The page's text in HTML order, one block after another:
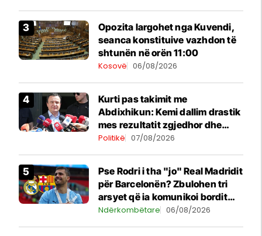
Opozita largohet nga Kuvendi,
seanca konstituive vazhdon të
shtunën në orën 11:00
Kosovë 06/08/2026
Kurti pas takimit me
Abdixhikun: Kemi dallim drastik
mes rezultatit zgjedhor dhe
kërkesave të LDK-së
Politikë 07/08/2026
Pse Rodri i tha "jo" Real Madridit
për Barcelonën? Zbulohen tri
arsyet që ia komunikoi bordit
madrilen
Ndërkombëtare 06/08/2026